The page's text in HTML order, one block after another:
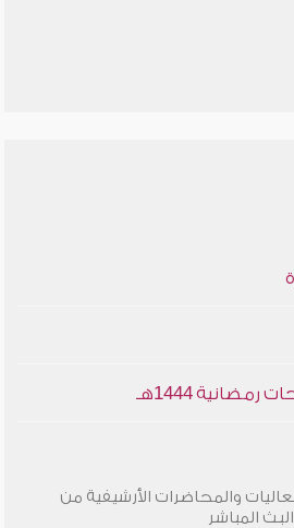
1444هـ
والمحاضرات الأرشيفية من
المباشر